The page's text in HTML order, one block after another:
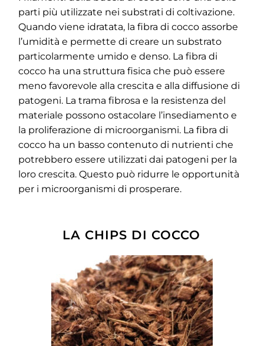
parti più utilizzate nei substrati di coltivazione.
Quando viene idratata, la fibra di cocco assorbe
l’umidità e permette di creare un substrato
particolarmente umido e denso. La fibra di
cocco ha una struttura fisica che può essere
meno favorevole alla crescita e alla diffusione di
patogeni. La trama fibrosa e la resistenza del
materiale possono ostacolare l’insediamento e
la proliferazione di microorganismi. La fibra di
cocco ha un basso contenuto di nutrienti che
potrebbero essere utilizzati dai patogeni per la
loro crescita. Questo può ridurre le opportunità
per i microorganismi di prosperare.
LA CHIPS DI COCCO